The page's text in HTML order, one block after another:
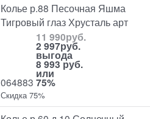
Колье р.88 Песочная Яшма
Тигровый глаз Хрусталь арт
064883
11 990руб.
2 997руб.
выгода
8 993 руб.
или
75%
Скидка 75%